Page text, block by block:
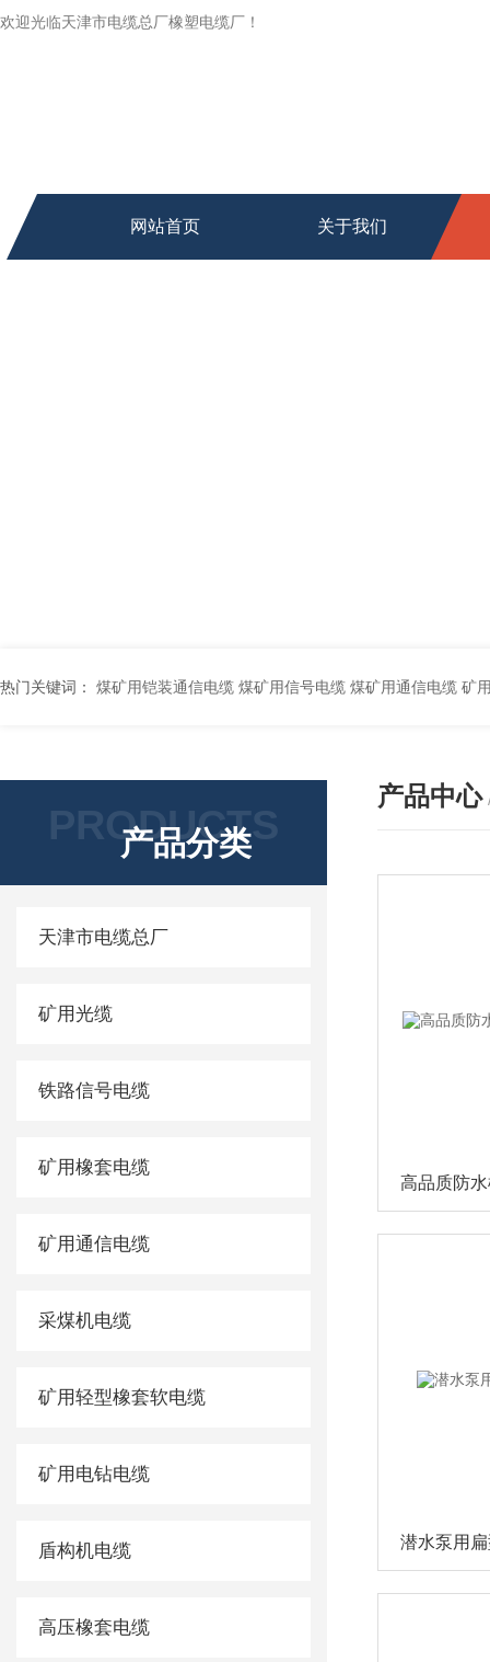
欢迎光临天津市电缆总厂橡塑电缆厂！
网站首页 关于我们
热门关键词： 煤矿用铠装通信电缆 煤矿用信号电缆 煤矿用通信电缆 矿用阻燃通信电缆 矿用监控电缆 矿用通信电缆 橡套软电缆YZ-3*1.5+1 YCW橡胶电缆3*10+1*6 船用橡套软电缆CEFR-3*2.5 煤矿用移动橡套软电缆MY3*4+1*4
PRODUCTS
产品分类
天津市电缆总厂
矿用光缆
铁路信号电缆
矿用橡套电缆
矿用通信电缆
采煤机电缆
矿用轻型橡套软电缆
矿用电钻电缆
盾构机电缆
高压橡套电缆
产品中心